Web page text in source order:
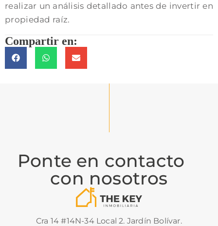
realizar un análisis detallado antes de invertir en
propiedad raíz.
Compartir en:
Ponte en contacto
con nosotros
Cra 14 #14N-34 Local 2. Jardín Bolívar.